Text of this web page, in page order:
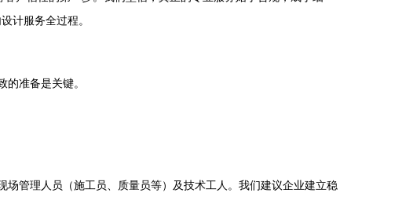
计服务全过程。
的准备是关键。
管理人员（施工员、质量员等）及技术工人。我们建议企业建立稳